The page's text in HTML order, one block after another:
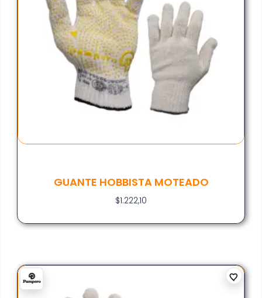
GUANTE HOBBISTA MOTEADO
$1.222,10